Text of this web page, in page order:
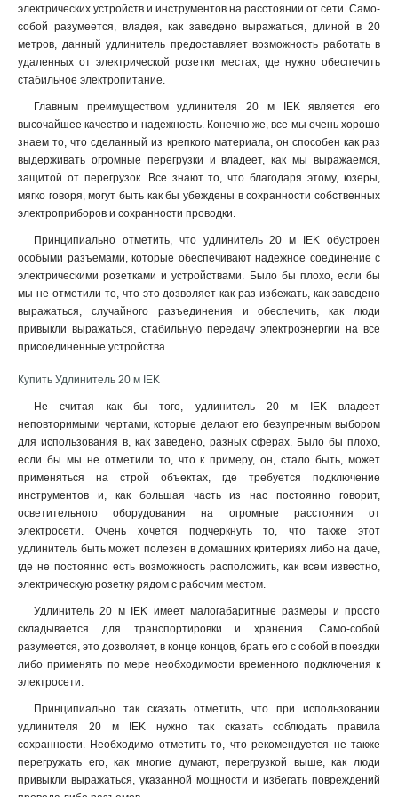
электрических устройств и инструментов на расстоянии от сети. Само-
собой разумеется, владея, как заведено выражаться, длиной в 20
метров, данный удлинитель предоставляет возможность работать в
удаленных от электрической розетки местах, где нужно обеспечить
стабильное электропитание.
Главным преимуществом удлинителя 20 м IEK является его
высочайшее качество и надежность. Конечно же, все мы очень хорошо
знаем то, что сделанный из крепкого материала, он способен как раз
выдерживать огромные перегрузки и владеет, как мы выражаемся,
защитой от перегрузок. Все знают то, что благодаря этому, юзеры,
мягко говоря, могут быть как бы убеждены в сохранности собственных
электроприборов и сохранности проводки.
Принципиально отметить, что удлинитель 20 м IEK обустроен
особыми разъемами, которые обеспечивают надежное соединение с
электрическими розетками и устройствами. Было бы плохо, если бы
мы не отметили то, что это дозволяет как раз избежать, как заведено
выражаться, случайного разъединения и обеспечить, как люди
привыкли выражаться, стабильную передачу электроэнергии на все
присоединенные устройства.
Купить Удлинитель 20 м IEK
Не считая как бы того, удлинитель 20 м IEK владеет
неповторимыми чертами, которые делают его безупречным выбором
для использования в, как заведено, разных сферах. Было бы плохо,
если бы мы не отметили то, что к примеру, он, стало быть, может
применяться на строй объектах, где требуется подключение
инструментов и, как большая часть из нас постоянно говорит,
осветительного оборудования на огромные расстояния от
электросети. Очень хочется подчеркнуть то, что также этот
удлинитель быть может полезен в домашних критериях либо на даче,
где не постоянно есть возможность расположить, как всем известно,
электрическую розетку рядом с рабочим местом.
Удлинитель 20 м IEK имеет малогабаритные размеры и просто
складывается для транспортировки и хранения. Само-собой
разумеется, это дозволяет, в конце концов, брать его с собой в поездки
либо применять по мере необходимости временного подключения к
электросети.
Принципиально так сказать отметить, что при использовании
удлинителя 20 м IEK нужно так сказать соблюдать правила
сохранности. Необходимо отметить то, что рекомендуется не также
перегружать его, как многие думают, перегрузкой выше, как люди
привыкли выражаться, указанной мощности и избегать повреждений